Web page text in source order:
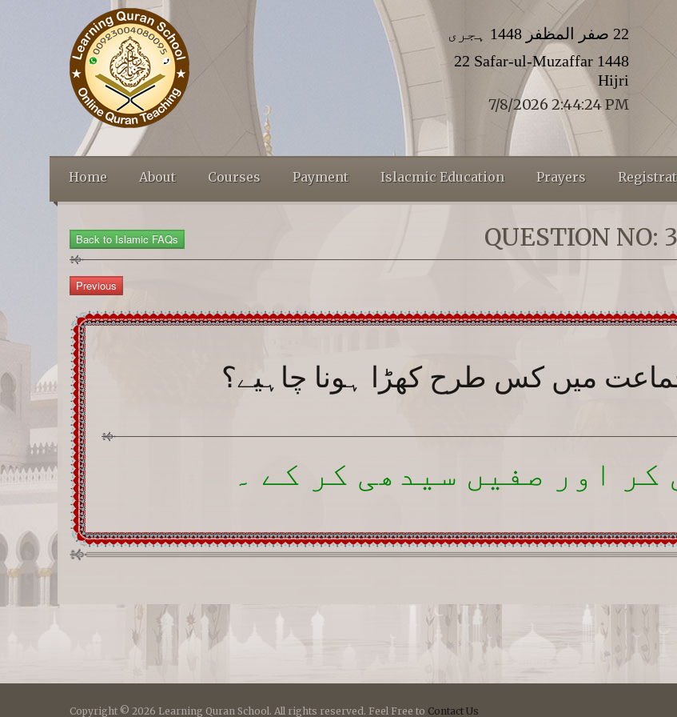
22 صفر المظفر 1448 ہجری
22 Safar-ul-Muzaffar 1448
Hijri
7/8/2026 2:44:24 PM
Home About Courses Payment Islacmic Education Prayers
QUESTION NO:
اور صفیں سیدھی کر کے ۔
Copyright © 2026 Learning Quran School. All rights reserved. Feel Free to Contact Us